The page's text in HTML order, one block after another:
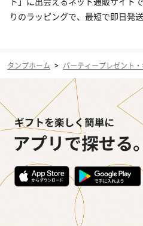
りのラッピングで、最短で即日発
タンプホーム > パーティープレゼント・